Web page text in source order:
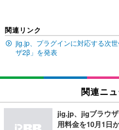
い 跳ね上げ式アーム
キング pc 事務椅子
ン樹脂ベース 通気性
￥5,699
SIHOO B100 オフィ
ュチェア 人間工学 疲
￥27,999
EV3240X-WT | 31.5
イト
￥105,595
EIZO ビジネス向け
EV2740X-WT | 27.0
￥109,572
回使い捨て 無香料 ホ
￥3,373
Amazonベーシック
x2袋(84枚) ホワイト(
￥3,234
関連リンク
jig.jp、プラグインに対応する次
ザ2β」を発表
関連ニュ
jig.jp、jigブラウ
用料金を10月1日